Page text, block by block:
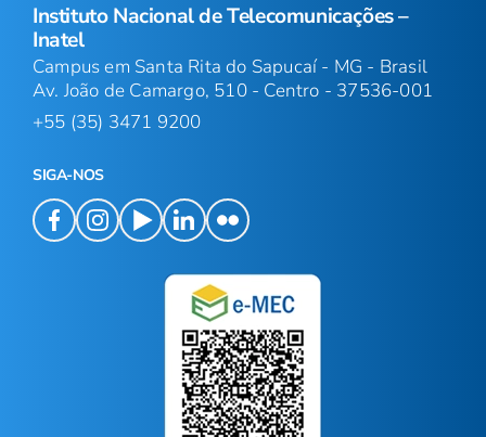
Instituto Nacional de Telecomunicações –
Inatel
Campus em Santa Rita do Sapucaí - MG - Brasil
Av. João de Camargo, 510 - Centro - 37536-001
+55 (35) 3471 9200
SIGA-NOS